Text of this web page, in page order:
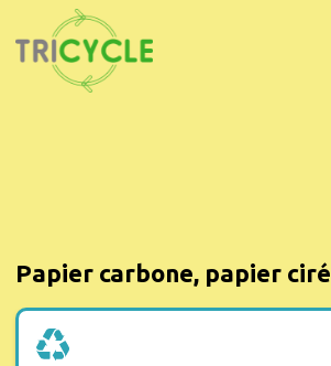
Papier carbone, papier ciré